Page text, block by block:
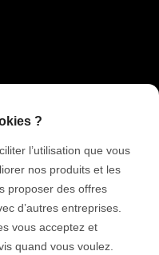
?
l’utilisation que vous
nos produits et les
proposer des offres
d’autres entreprises.
vous acceptez et
quand vous voulez.